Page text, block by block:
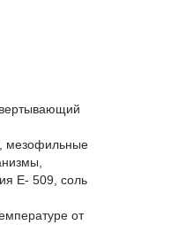
мезофильные
E- 509, соль
от